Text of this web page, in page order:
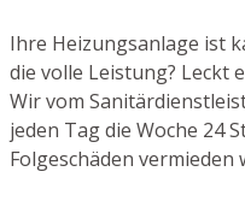
Ihre Heizungsanlage ist
die volle Leistung? Leckt
Wir vom
jeden Tag die Woche 24
Folgeschäden vermieden